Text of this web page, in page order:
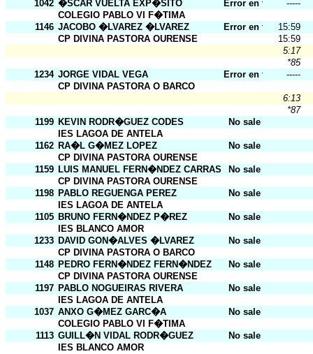
1042 �SCAR VUELTA EXP�SITO Error en tarj.
-----
COLEGIO PABLO VI F�TIMA
1146 JACOBO �LVAREZ �LVAREZ Error en tarj. 15:59
CP DIVINA PASTORA OURENSE
15:59
5:17
*85
1234 JORGE VIDAL VEGA Error en tarj.
-----
CP DIVINA PASTORA O BARCO
6:13
*87
1199 KEVIN RODR�GUEZ CODES
No sale
IES LAGOA DE ANTELA
1162 RA�L G�MEZ LOPEZ
No sale
CP DIVINA PASTORA OURENSE
1159 LUIS MANUEL FERN�NDEZ CARRASCONo sale
CP DIVINA PASTORA OURENSE
1198 PABLO REGUENGA PEREZ
No sale
IES LAGOA DE ANTELA
1105 BRUNO FERN�NDEZ P�REZ
No sale
IES BLANCO AMOR
1233 DAVID GON�ALVES �LVAREZ
No sale
CP DIVINA PASTORA O BARCO
1148 PEDRO FERN�NDEZ FERN�NDEZ
No sale
CP DIVINA PASTORA OURENSE
1197 PABLO NOGUEIRAS RIVERA
No sale
IES LAGOA DE ANTELA
1037 ANXO G�MEZ GARC�A
No sale
COLEGIO PABLO VI F�TIMA
1113 GUILL�N VIDAL RODR�GUEZ
No sale
IES BLANCO AMOR